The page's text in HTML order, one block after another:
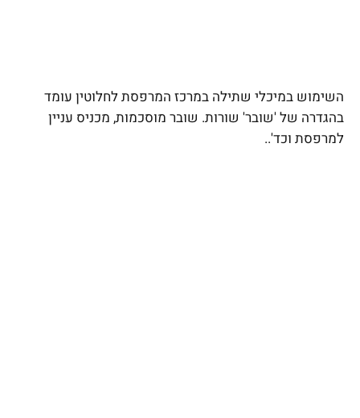
השימוש במיכלי שתילה במרכז המרפסת לחלוטין עומד
בהגדרה של 'שובר' שורות. שובר מוסכמות, מכניס עניין
למרפסת וכד'..